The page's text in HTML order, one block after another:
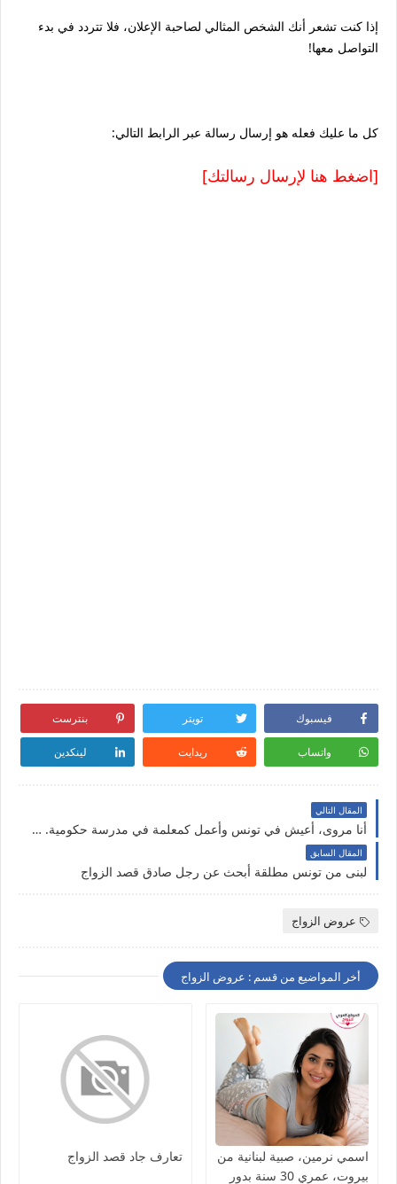
إذا كنت تشعر أنك الشخص المثالي لصاحبة الإعلان، فلا تتردد في بدء
التواصل معها!
كل ما عليك فعله هو إرسال رسالة عبر الرابط التالي:
[اضغط هنا لإرسال رسالتك]
فيسبوك تويتر بنترست
واتساب ريدايت لينكدين
المقال التالي
أنا مروى، أعيش في تونس وأعمل كمعلمة في مدرسة حكومية. عمري 38 سنة، وأنا مطلقة منذ عام 2019. أبحث عن شريك حياة
المقال السابق
لبنى من تونس مطلقة أبحث عن رجل صادق قصد الزواج
عروض الزواج
أخر المواضيع من قسم : عروض الزواج
اسمي نرمين، صبية لبنانية من
بيروت، عمري 30 سنة بدور
تعارف جاد قصد الزواج